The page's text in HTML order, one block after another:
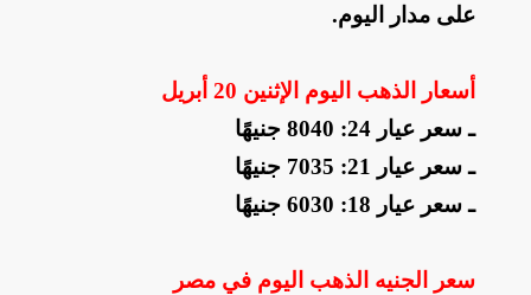
على مدار اليوم.
أسعار الذهب اليوم الإثنين 20 أبريل
ـ سعر عيار 24: 8040 جنيهًا
ـ سعر عيار 21: 7035 جنيهًا
ـ سعر عيار 18: 6030 جنيهًا
سعر الجنيه الذهب اليوم في مصر